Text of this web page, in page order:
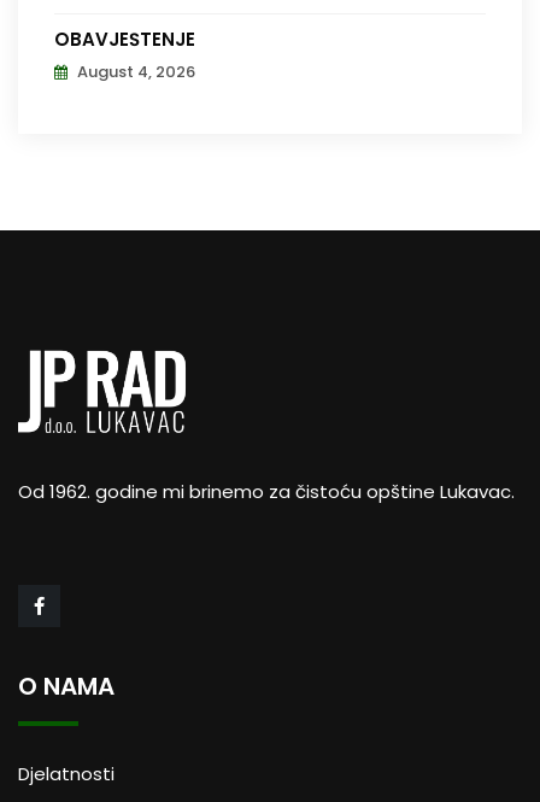
OBAVJEŠTENJE
August 4, 2026
Od 1962. godine mi brinemo za čistoću opštine Lukavac.
O NAMA
Djelatnosti